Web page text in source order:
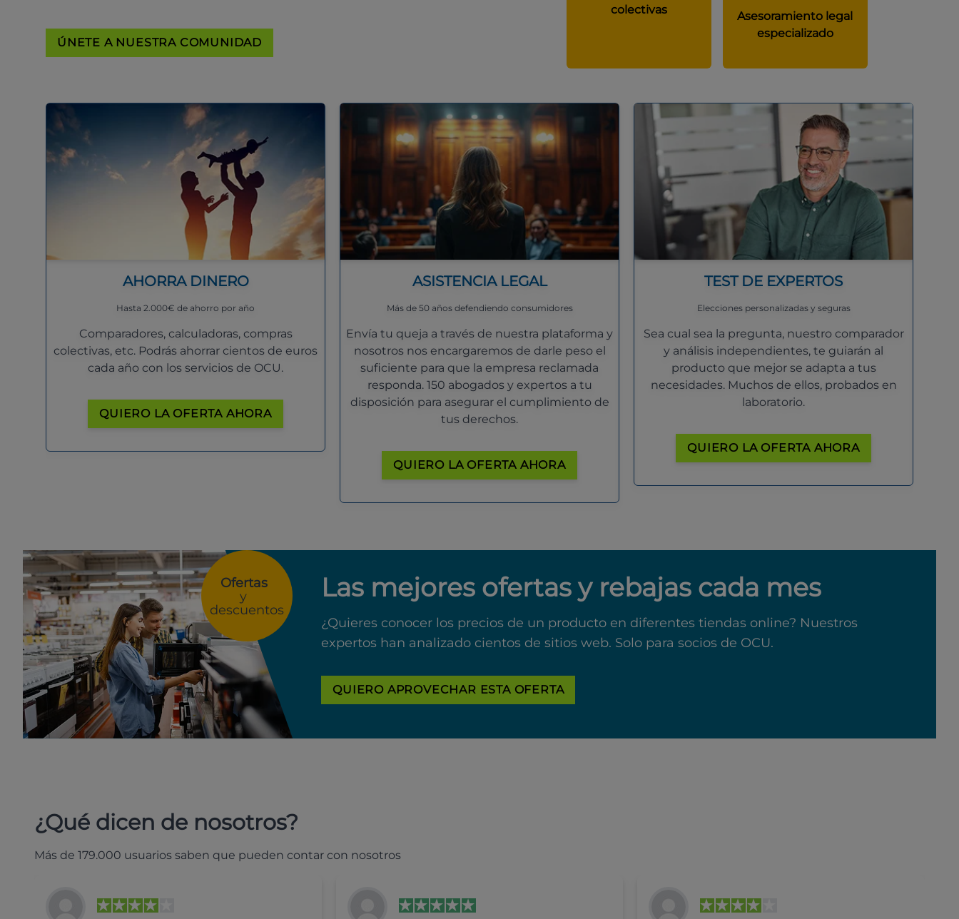
ÚNETE A NUESTRA COMUNIDAD
colectivas
Asesoramiento legal
especializado
AHORRA DINERO
Hasta 2.000€ de ahorro por año
Comparadores, calculadoras, compras
colectivas, etc. Podrás ahorrar cientos de euros
cada año con los servicios de OCU.
QUIERO LA OFERTA AHORA
ASISTENCIA LEGAL
Más de 50 años defendiendo consumidores
Envía tu queja a través de nuestra plataforma y
nosotros nos encargaremos de darle peso el
suficiente para que la empresa reclamada
responda. 150 abogados y expertos a tu
disposición para asegurar el cumplimiento de
tus derechos.
QUIERO LA OFERTA AHORA
TEST DE EXPERTOS
Elecciones personalizadas y seguras
Sea cual sea la pregunta, nuestro comparador
y análisis independientes, te guiarán al
producto que mejor se adapta a tus
necesidades. Muchos de ellos, probados en
laboratorio.
QUIERO LA OFERTA AHORA
Ofertas
y
descuentos
Las mejores ofertas y rebajas cada mes
¿Quieres conocer los precios de un producto en diferentes tiendas online? Nuestros
expertos han analizado cientos de sitios web. Solo para socios de OCU.
QUIERO APROVECHAR ESTA OFERTA
¿Qué dicen de nosotros?
Más de 179.000 usuarios saben que pueden contar con nosotros